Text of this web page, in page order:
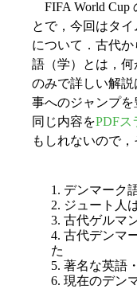
FIFA World Cup
とで，今回はタ
について．古代
語（学）とは，
のみで詳しい解
事へのジャンプ
同じ内容をPDFス
もしれないので，
1. デンマーク
2. ジュート人
3. 古代ゲルマ
4. 古代デンマ
た
5. 著名な英語
6. 現在のデン